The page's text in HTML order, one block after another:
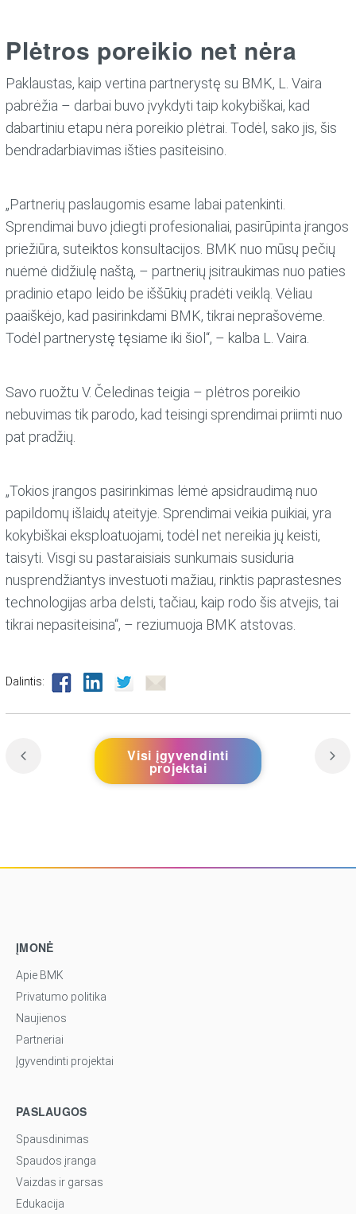
Plėtros poreikio net nėra
Paklaustas, kaip vertina partnerystę su BMK, L. Vaira
pabrėžia – darbai buvo įvykdyti taip kokybiškai, kad
dabartiniu etapu nėra poreikio plėtrai. Todėl, sako jis, šis
bendradarbiavimas išties pasiteisino.
„Partnerių paslaugomis esame labai patenkinti.
Sprendimai buvo įdiegti profesionaliai, pasirūpinta įrangos
priežiūra, suteiktos konsultacijos. BMK nuo mūsų pečių
nuėmė didžiulę naštą, – partnerių įsitraukimas nuo paties
pradinio etapo leido be iššūkių pradėti veiklą. Vėliau
paaiškėjo, kad pasirinkdami BMK, tikrai neprašovėme.
Todėl partnerystę tęsiame iki šiol“, – kalba L. Vaira.
Savo ruožtu V. Čeledinas teigia – plėtros poreikio
nebuvimas tik parodo, kad teisingi sprendimai priimti nuo
pat pradžių.
„Tokios įrangos pasirinkimas lėmė apsidraudimą nuo
papildomų išlaidų ateityje. Sprendimai veikia puikiai, yra
kokybiškai eksploatuojami, todėl net nereikia jų keisti,
taisyti. Visgi su pastaraisiais sunkumais susiduria
nusprendžiantys investuoti mažiau, rinktis paprastesnes
technologijas arba delsti, tačiau, kaip rodo šis atvejis, tai
tikrai nepasiteisina“, – reziumuoja BMK atstovas.
Dalintis:
Visi įgyvendinti
projektai
ĮMONĖ
Apie BMK
Privatumo politika
Naujienos
Partneriai
Įgyvendinti projektai
PASLAUGOS
Spausdinimas
Spaudos įranga
Vaizdas ir garsas
Edukacija